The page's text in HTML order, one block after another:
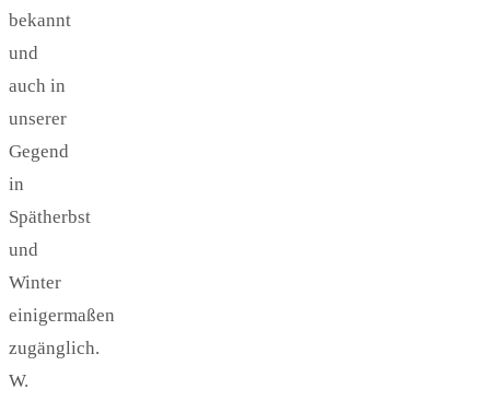
bekannt
und
auch in
unserer
Gegend
in
Spätherbst
und
Winter
einigermaßen
zugänglich.
W.